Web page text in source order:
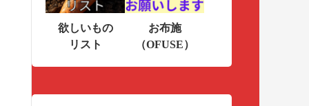
欲しいもの
リスト
お布施
（OFUSE）